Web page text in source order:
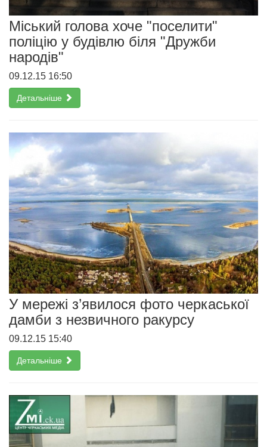
Міський голова хоче "поселити"
поліцію у будівлю біля "Дружби
народів"
09.12.15 16:50
Детальніше
У мережі з’явилося фото черкаської
дамби з незвичного ракурсу
09.12.15 15:40
Детальніше